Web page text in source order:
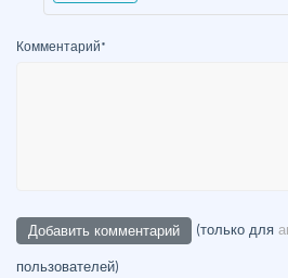
Комментарий*
(только для
пользователей)